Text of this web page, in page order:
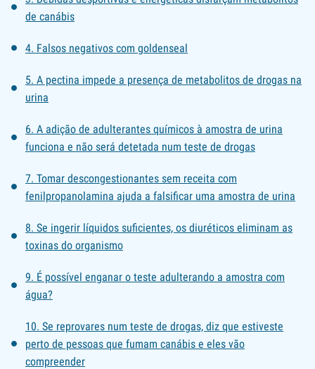
de canábis
4. Falsos negativos com goldenseal
5. A pectina impede a presença de metabolitos de drogas na
urina
6. A adição de adulterantes químicos à amostra de urina
funciona e não será detetada num teste de drogas
7. Tomar descongestionantes sem receita com
fenilpropanolamina ajuda a falsificar uma amostra de urina
8. Se ingerir líquidos suficientes, os diuréticos eliminam as
toxinas do organismo
9. É possível enganar o teste adulterando a amostra com
água?
10. Se reprovares num teste de drogas, diz que estiveste
perto de pessoas que fumam canábis e eles vão
compreender